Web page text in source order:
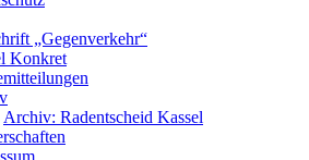
„Gegenverkehr“
Konkret
Archiv: Radentscheid Kassel